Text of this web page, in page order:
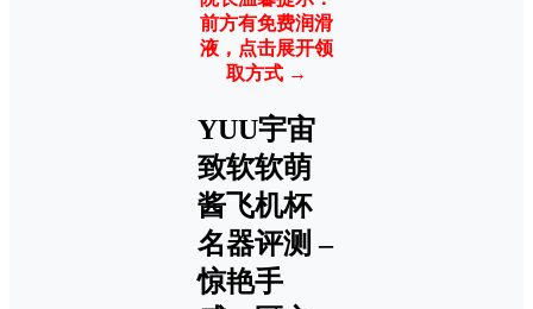
前方有免费润滑
液，点击展开领
取方式 →
YUU宇宙
致软软萌
酱飞机杯
名器评测 –
惊艳手